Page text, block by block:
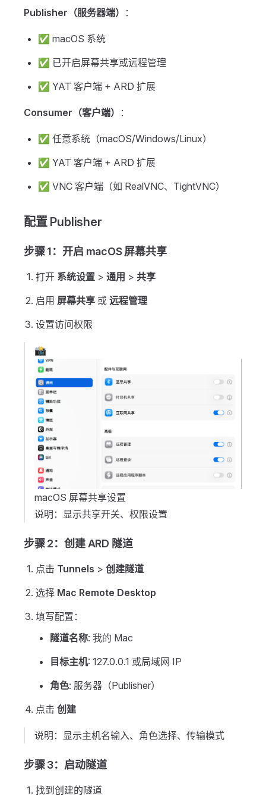
Publisher（服务器端） ：
✅ macOS 系统
✅ 已开启屏幕共享或远程管理
✅ YAT 客户端 + ARD 扩展
Consumer（客户端） ：
✅ 任意系统（macOS/Windows/Linux）
✅ YAT 客户端 + ARD 扩展
✅ VNC 客户端（如 RealVNC、TightVNC）
配置 Publisher
步骤 1：开启 macOS 屏幕共享
打开 系统设置 > 通用 > 共享
启用 屏幕共享 或 远程管理
设置访问权限
📸
macOS 屏幕共享设置
说明：显示共享开关、权限设置
步骤 2：创建 ARD 隧道
点击 Tunnels > 创建隧道
选择 Mac Remote Desktop
填写配置：
隧道名称: 我的 Mac
目标主机: 127.0.0.1 或局域网 IP
角色: 服务器（Publisher）
点击 创建
说明：显示主机名输入、角色选择、传输模式
步骤 3：启动隧道
找到创建的隧道